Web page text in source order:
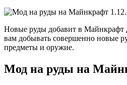
Новые руды добавит в Майнкрафт
вам добывать совершенно новые
предметы и оружие.
Мод на руды на